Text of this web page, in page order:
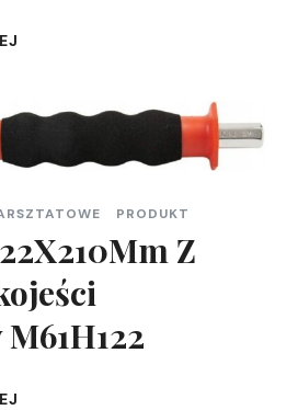
PRODUKT
Z